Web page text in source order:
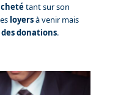
tant sur son
loyersà venir mais
donations.